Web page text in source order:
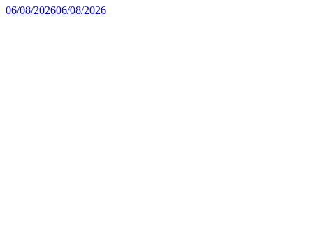
06/08/202606/08/2026